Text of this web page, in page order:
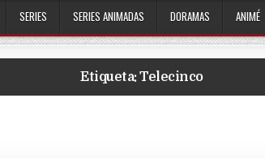
SERIES SERIES ANIMADAS DORAMAS ANIMÉ
Etiqueta:Telecinco